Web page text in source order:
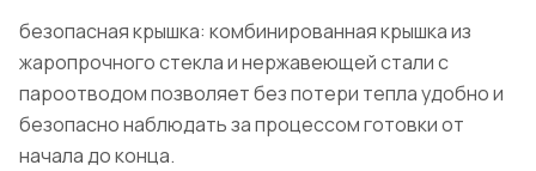
безопасная крышка: комбинированная крышка из
жаропрочного стекла и нержавеющей стали с
пароотводом позволяет без потери тепла удобно и
безопасно наблюдать за процессом готовки от
начала до конца.